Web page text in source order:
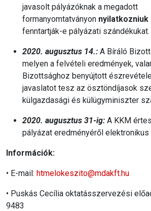
javasolt pályázóknak a megadott
formanyomtatványon nyilatkozniuk
fenntartják-e pályázati szándékukat.
2020. augusztus 14.: A Bíráló
melyen a felvételi eredmények,
Bizottsághoz benyújtott
javaslatot tesz az ösztöndíjasok
külgazdasági és külügyminiszter
2020. augusztus 31-ig: A KKM
pályázat eredményéről elektronikus
Információk:
• E-mail: htmelokeszito@mdakft.hu
• Puskás Cecília oktatásszervezési
9483